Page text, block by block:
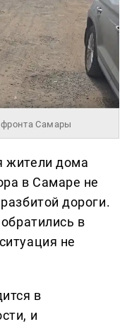
Самары
жители дома
в Самаре не
дороги.
в
не
в
и